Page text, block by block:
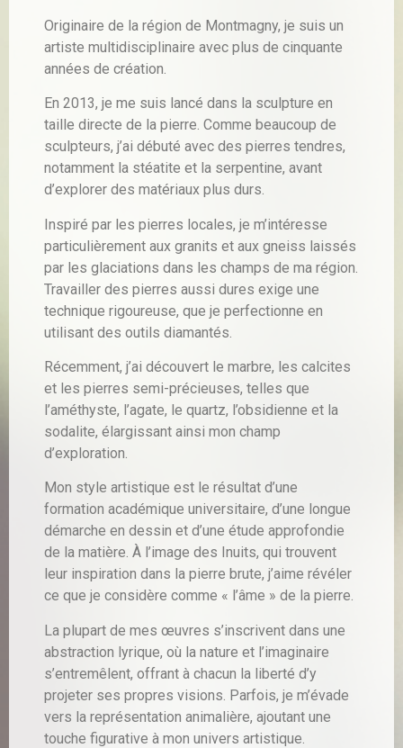
Originaire de la région de Montmagny, je suis un
artiste multidisciplinaire avec plus de cinquante
années de création.
En 2013, je me suis lancé dans la sculpture en
taille directe de la pierre. Comme beaucoup de
sculpteurs, j’ai débuté avec des pierres tendres,
notamment la stéatite et la serpentine, avant
d’explorer des matériaux plus durs.
Inspiré par les pierres locales, je m’intéresse
particulièrement aux granits et aux gneiss laissés
par les glaciations dans les champs de ma région.
Travailler des pierres aussi dures exige une
technique rigoureuse, que je perfectionne en
utilisant des outils diamantés.
Récemment, j’ai découvert le marbre, les calcites
et les pierres semi-précieuses, telles que
l’améthyste, l’agate, le quartz, l’obsidienne et la
sodalite, élargissant ainsi mon champ
d’exploration.
Mon style artistique est le résultat d’une
formation académique universitaire, d’une longue
démarche en dessin et d’une étude approfondie
de la matière. À l’image des Inuits, qui trouvent
leur inspiration dans la pierre brute, j’aime révéler
ce que je considère comme « l’âme » de la pierre.
La plupart de mes œuvres s’inscrivent dans une
abstraction lyrique, où la nature et l’imaginaire
s’entremêlent, offrant à chacun la liberté d’y
projeter ses propres visions. Parfois, je m’évade
vers la représentation animalière, ajoutant une
touche figurative à mon univers artistique.